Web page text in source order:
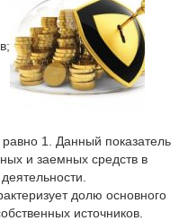
1. Данный показатель
и заемных средств в
долю основного
источников.